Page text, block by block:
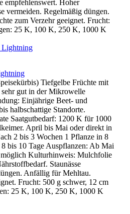
Hoher
vermeiden. Regelmäßig düngen.
zum Verzehr geeignet. Frucht:
25 K, 100 K, 250 K, 1000 K
Tiefgelbe Früchte mit
gut in der Mikrowelle
Einjährige Beet- und
halbschattige Standorte.
Saatgutbedarf: 1200 K für 1000
April bis Mai oder direkt in
2 bis 3 Wochen 1 Pflanze in 8
bis 10 Tage Auspflanzen: Ab Mai
Kulturhinweis: Mulchfolie
Staunässe
Anfällig für Mehltau.
Frucht: 500 g schwer, 12 cm
25 K, 100 K, 250 K, 1000 K